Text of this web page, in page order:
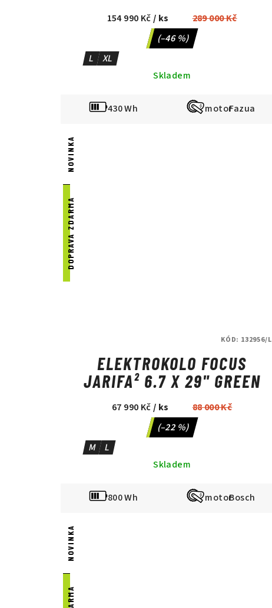
154 990 Kč/ ks
289 000 Kč
(–46 %)
L
XL
Skladem
430 Wh Fazua
NOVINKA
DOPRAVA ZDARMA
ELEKTROKOLO FOCUS
JARIFA² 6.7 X 29" GREEN
67 990 Kč/ ks
88 000 Kč
(–22 %)
M
L
Skladem
KÓD: 132956/L
800 Wh Bosch
NOVINKA